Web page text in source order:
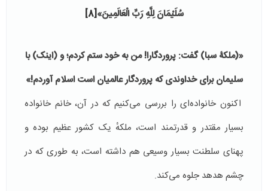
سُلَيْمَانَ لِلَّهِ رَبِّ الْعَالَمِينَ»[8]
«(ملکۀ سبا) گفت: پروردگارا! من به خود ستم کردم؛ و (اینک) با
سلیمان برای خداوندی که پروردگار عالمیان است اسلام آوردم!»
اکنون خانواده‌ای را بررسی می‌کنیم که در آن، خانم خانواده
بسیار مقتدر و قدرتمند است، ملکهٔ یک کشور عظیم بوده و
پهنای سلطنت بسیار وسیعی هم داشته است، به طوری که در
چشم هدهد جلوه می‌کند.